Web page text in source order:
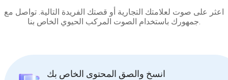
اعثر على صوت لعلامتك التجارية أو قصتك الفريدة التالية. تواصل مع
جمهورك باستخدام الصوت المركب الحيوي الخاص بنا.
انسخ والصق المحتوى الخاص بك